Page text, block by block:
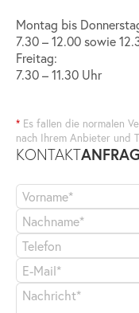
Montag bis
7.30 – 12.00 sowie
Freitag:
7.30 – 11.30 Uhr
* Es fallen die normalen
nach Ihrem Anbieter und
KONTAKT
Bitte
lassen
Sie
dieses
Feld
leer.
Bitte
lassen
Sie
dieses
Feld
leer.